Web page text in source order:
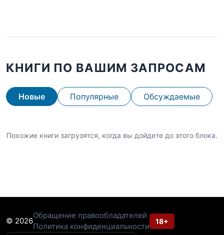
КНИГИ ПО ВАШИМ ЗАПРОСАМ
Новые Популярные Обсуждаемые
Похожие книги загрузятся, когда вы дойдете до этого блока.
© 2026
Обращение правообладателей
Политика конфиденциальности
18+